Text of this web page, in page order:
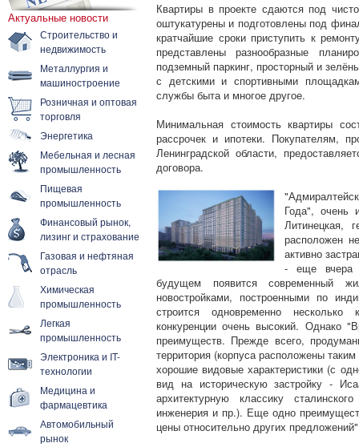
Актуальные новости
Строительство и
недвижимость
Металлургия и
машиностроение
Розничная и оптовая
торговля
Энергетика
Мебельная и лесная
промышленность
Пищевая
промышленность
Финансовый рынок,
лизинг и страхование
Газовая и нефтяная
отрасль
Химическая
промышленность
Легкая
промышленность
Электроника и IT-
технологии
Медицина и
фармацевтика
Автомобильный
рынок
Квартиры в проекте сдаются под
оштукатурены и подготовлены под
кратчайшие сроки приступить к
представлены разнообразные
подземный паркинг, просторный и
с детскими и спортивными
службы быта и многое другое.
Минимальная стоимость квартиры
рассрочек и ипотеки. Покупателям,
Ленинградской области,
договора.
Года", очень
Литинецкая,
расположен
активно
- еще вчера
будущем появится современный
новостройками, построенными по
строится одновременно несколько
конкуренции очень высокий. Однако
преимуществ. Прежде всего,
территория (корпуса расположены
хорошие видовые характеристики (с
вид на историческую застройку -
архитектурную классику
инженерия и пр.). Еще одно
цены относительно других